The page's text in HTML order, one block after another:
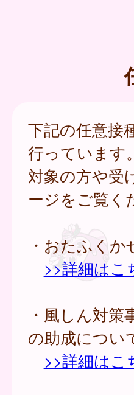
下記の任意接
行っています。
対象の方や受
ージをご覧く
・おたふく
>>詳細はこ
・風しん対
の助成につい
>>詳細はこ